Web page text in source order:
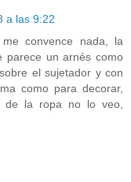
a las 9:22
convence nada, la
parece un arnés como
el sujetador y con
como para decorar,
de la ropa no lo veo,